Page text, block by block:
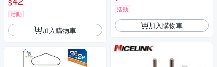
$
活動
加入購物車
活動
加入購物車